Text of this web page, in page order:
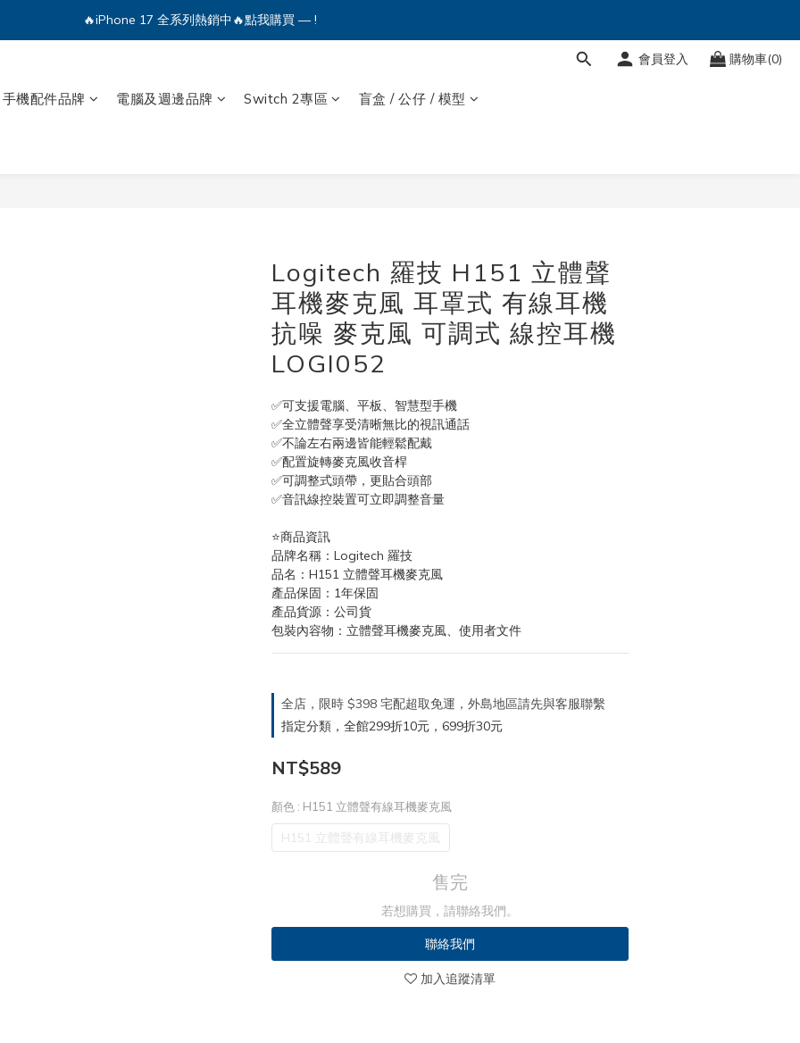
🔥iPhone 17 全系列熱銷中🔥點我購買 — !
💕加入Q哥 Line 新好友領優惠券！🎫
會員登入 購物車(0)
手機配件品牌 電腦及週邊品牌 Switch 2專區 盲盒 / 公仔 / 模型
Logitech 羅技 H151 立體聲
耳機麥克風 耳罩式 有線耳機
抗噪 麥克風 可調式 線控耳機
LOGI052
✅可支援電腦、平板、智慧型手機
✅全立體聲享受清晰無比的視訊通話
✅不論左右兩邊皆能輕鬆配戴
✅配置旋轉麥克風收音桿
✅可調整式頭帶，更貼合頭部
✅音訊線控裝置可立即調整音量
⭐️商品資訊
品牌名稱：Logitech 羅技
品名：H151 立體聲耳機麥克風
產品保固：1年保固
產品貨源：公司貨
包裝內容物：立體聲耳機麥克風、使用者文件
全店，限時 $398 宅配超取免運，外島地區請先與客服聯繫
指定分類，全館299折10元，699折30元
NT$589
顏色 : H151 立體聲有線耳機麥克風
H151 立體聲有線耳機麥克風
售完
若想購買，請聯絡我們。
聯絡我們
加入追蹤清單